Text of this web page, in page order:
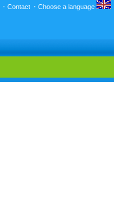
· Contact · Choose a language